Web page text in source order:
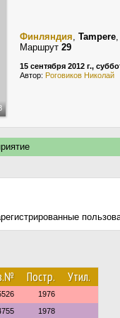
Финляндия, Tampere,
Маршрут 29
15 сентября 2012 г.,
Автор: Роговиков Николай
Постр. Утил.
1976
1978